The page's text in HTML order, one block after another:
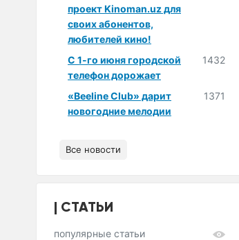
проект Kinoman.uz для
своих абонентов,
любителей кино!
С 1-го июня городской
телефон дорожает
1432
«Beeline Club» дарит
новогодние мелодии
1371
Все новости
СТАТЬИ
популярные статьи